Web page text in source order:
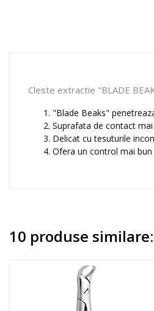
Cleste extractie "BLADE
"Blade Beaks"
Suprafata de contact
Delicat cu tesuturile
Ofera un control mai
10 produse similare: